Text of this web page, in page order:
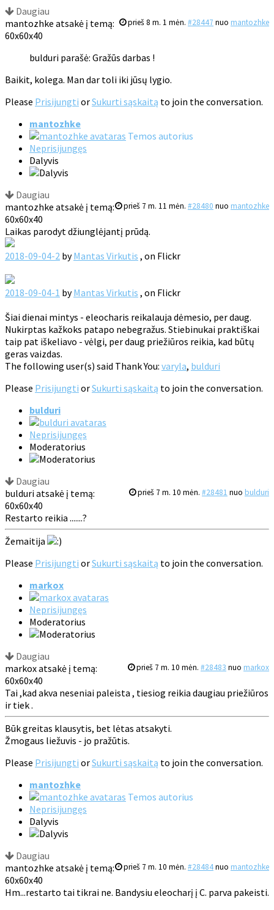
Daugiau
prieš 8 m. 1 mėn. #28447 nuo mantozhke
mantozhke atsakė į temą:
60x60x40
bulduri parašė: Gražūs darbas !
Baikit, kolega. Man dar toli iki jūsų lygio.
Please Prisijungti orSukurti sąskaitą to join the conversation.
mantozhke
Temos autorius
Neprisijungęs
Dalyvis
Daugiau
prieš 7 m. 11 mėn. #28480 nuo mantozhke
mantozhke atsakė į temą:
60x60x40
Laikas parodyt džiunglėjantį prūdą.
2018-09-04-2 byMantas Virkutis , on Flickr
2018-09-04-1 byMantas Virkutis , on Flickr
Šiai dienai mintys - eleocharis reikalauja dėmesio, per daug.
Nukirptas kažkoks patapo nebegražus. Stiebinukai praktiškai
taip pat iškeliavo - vėlgi, per daug priežiūros reikia, kad būtų
geras vaizdas.
The following user(s) said Thank You: varyla, bulduri
Please Prisijungti orSukurti sąskaitą to join the conversation.
bulduri
Neprisijungęs
Moderatorius
Daugiau
prieš 7 m. 10 mėn. #28481 nuo bulduri
bulduri atsakė į temą:
60x60x40
Restarto reikia .......?
Žemaitija
Please Prisijungti orSukurti sąskaitą to join the conversation.
markox
Neprisijungęs
Moderatorius
Daugiau
prieš 7 m. 10 mėn. #28483 nuo markox
markox atsakė į temą:
60x60x40
Tai ,kad akva neseniai paleista , tiesiog reikia daugiau priežiūros
ir tiek .
Būk greitas klausytis, bet lėtas atsakyti.
Žmogaus liežuvis - jo pražūtis.
Please Prisijungti orSukurti sąskaitą to join the conversation.
mantozhke
Temos autorius
Neprisijungęs
Dalyvis
Daugiau
prieš 7 m. 10 mėn. #28484nuo mantozhke
mantozhke atsakė į temą:
60x60x40
Hm...restarto tai tikrai ne. Bandysiu eleocharį į C. parva pakeisti.